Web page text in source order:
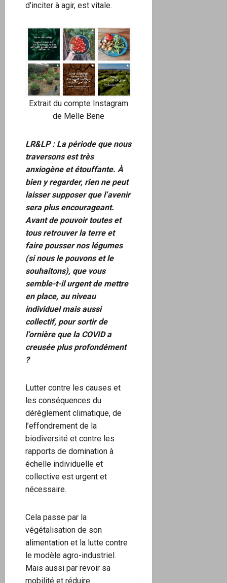
d’inciter à agir, est vitale.
Extrait du compte Instagram
de Melle Bene
LR&LP : La période que nous
traversons est très
anxiogène et étouffante. À
bien y regarder, rien ne peut
laisser supposer que l’avenir
sera plus encourageant.
Avant de pouvoir toutes et
tous retrouver la terre et
faire pousser nos légumes
(si nous le pouvons et le
souhaitons), que vous
semble-t-il urgent de mettre
en place, au niveau
individuel mais aussi
collectif, pour sortir de
l’ornière que la COVID a
creusée plus profondément
?
Lutter contre les causes et
les conséquences du
dérèglement climatique, de
l’effondrement de la
biodiversité et contre les
rapports de domination à
échelle individuelle et
collective est urgent et
nécessaire.
Cela passe par la
végétalisation de son
alimentation et la lutte contre
le modèle agro-industriel.
Mais aussi par revoir sa
mobilité et réduire